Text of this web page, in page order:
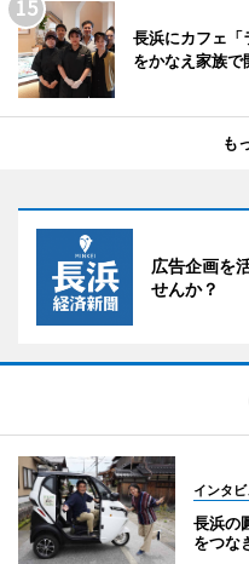
長浜にカフェ
をかなえ家族で
も
広告企画を
せんか？
インタ
長浜の
をつな